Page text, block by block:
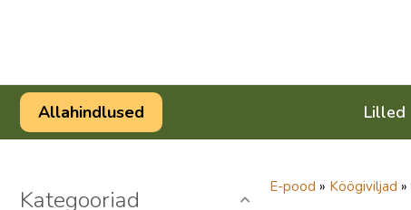
Allahindlused Lilled
E-pood » Köögiviljad »
Kategooriad